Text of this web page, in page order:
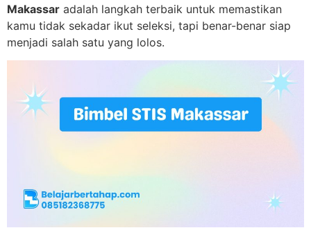
Makassar adalah langkah terbaik untuk memastikan
kamu tidak sekadar ikut seleksi, tapi benar-benar siap
menjadi salah satu yang lolos.